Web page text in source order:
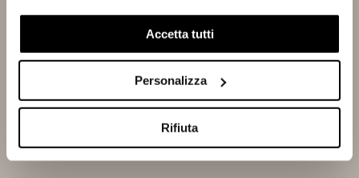
previo tuo consenso, per esaminare le tue abitudini di
navigazione e mostrarti quindi avvisi pubblicitari mirati, in
linea con le tue preferenze.
cookie di profilazione, selezionando uno dei bottoni sotto
riportati. Puoi avere maggiori dettagli visionando
l’Informativa estesa cookie. La chiusura del presente
banner comporterà il permanere dei soli cookie tecnici ed
analytics, per i quali non occorre il tuo consenso. Potrai
Accetta tutti
Personalizza
Rifiuta